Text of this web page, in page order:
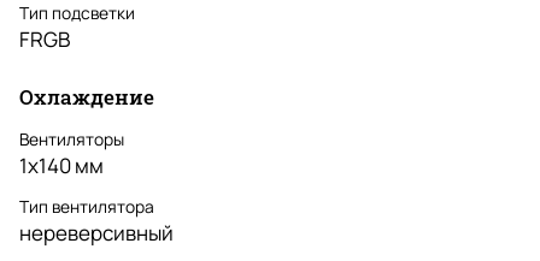
Тип подсветки
FRGB
Охлаждение
Вентиляторы
1x140 мм
Тип вентилятора
нереверсивный